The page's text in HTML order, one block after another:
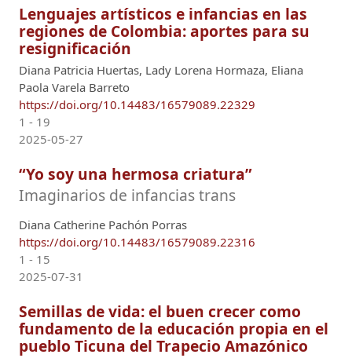
Lenguajes artísticos e infancias en las
regiones de Colombia: aportes para su
resignificación
Diana Patricia Huertas, Lady Lorena Hormaza, Eliana
Paola Varela Barreto
https://doi.org/10.14483/16579089.22329
1 - 19
2025-05-27
“Yo soy una hermosa criatura”
Imaginarios de infancias trans
Diana Catherine Pachón Porras
https://doi.org/10.14483/16579089.22316
1 - 15
2025-07-31
Semillas de vida: el buen crecer como
fundamento de la educación propia en el
pueblo Ticuna del Trapecio Amazónico